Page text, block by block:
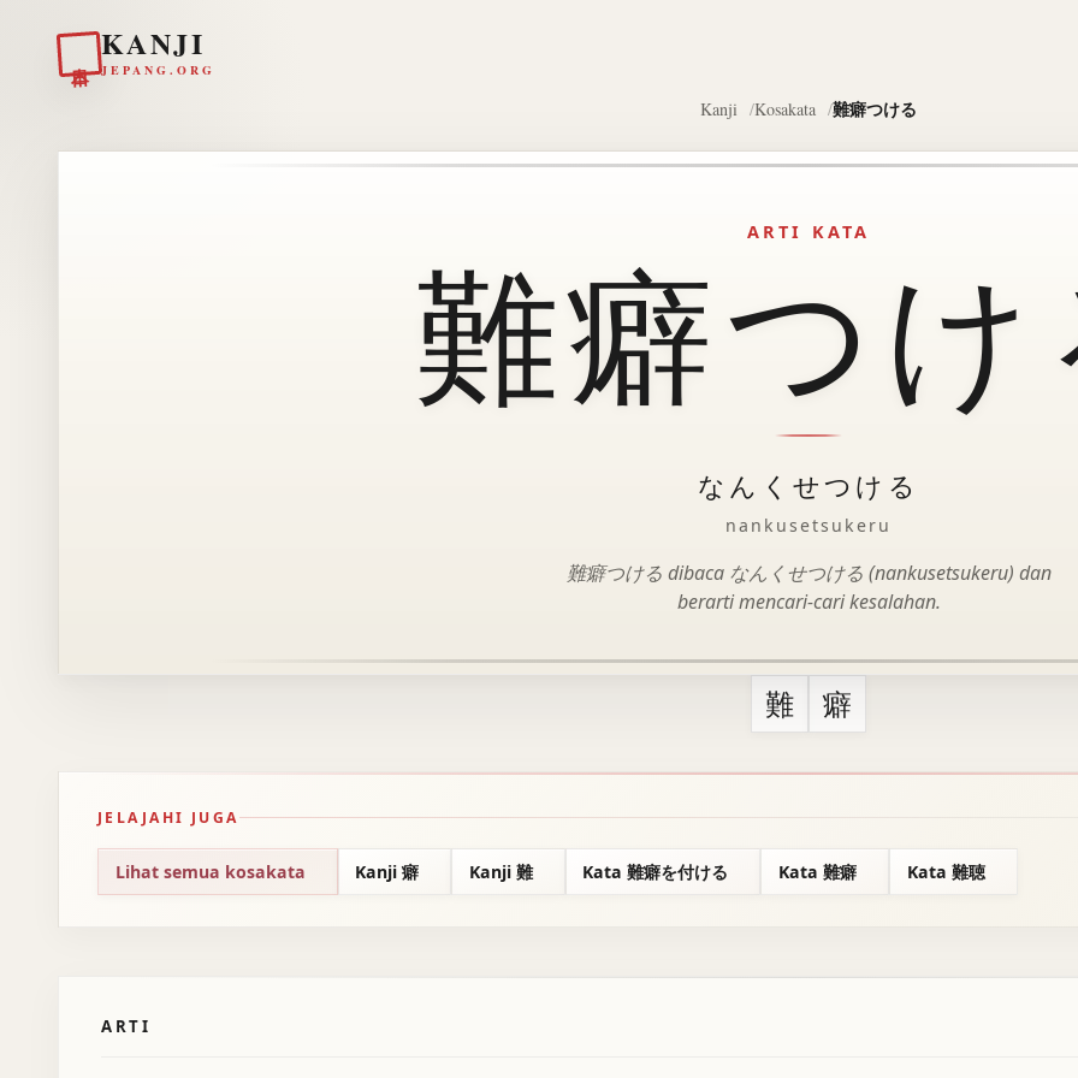
KANJI
JEPANG.ORG
Kanji Kosakata 難癖つける
ARTI KATA
難癖つ
なんくせつける
nankusetsukeru
難癖つける dibaca なんくせつける (nankusetsukeru) dan
berarti mencari-cari kesalahan.
難 癖
JELAJAHI JUGA
Lihat semua kosakata Kanji 癖 Kanji 難 Kata 難癖を付ける Kata 難癖 Kata 難聴
ARTI